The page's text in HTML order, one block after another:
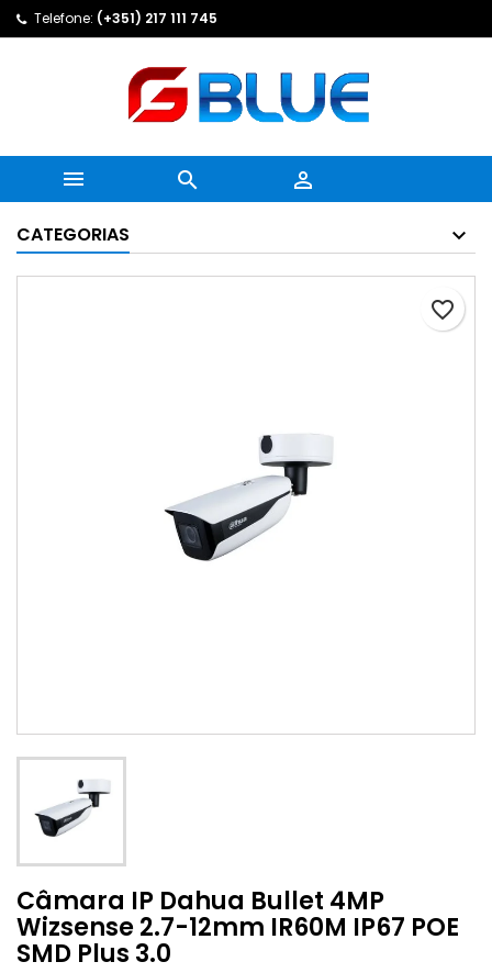
Telefone: (+351) 217 111 745
  
CATEGORIAS
favorite_border
Câmara IP Dahua Bullet 4MP
Wizsense 2.7-12mm IR60M IP67 POE
SMD Plus 3.0